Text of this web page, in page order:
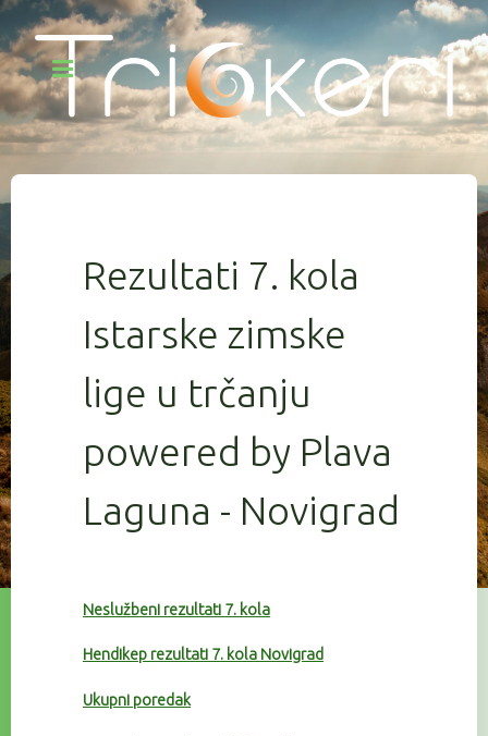
Rezultati 7. kola
Istarske zimske
lige u trčanju
powered by Plava
Laguna - Novigrad
Neslužbeni rezultati 7. kola
Hendikep rezultati 7. kola Novigrad
Ukupni poredak